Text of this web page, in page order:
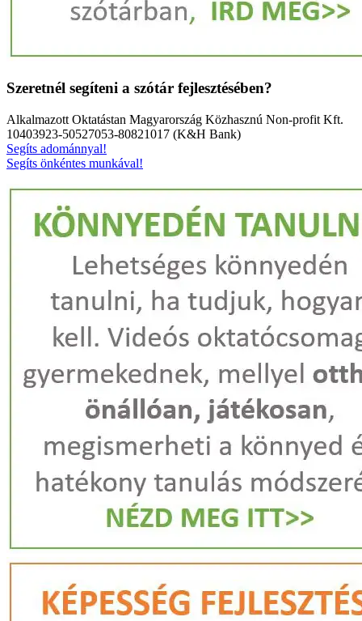
Szeretnél segíteni a szótár fejlesztésében?
Alkalmazott Oktatástan Magyarország Közhasznú Non-profit Kft.
10403923-50527053-80821017 (K&H Bank)
Segíts adománnyal!
Segíts önkéntes munkával!